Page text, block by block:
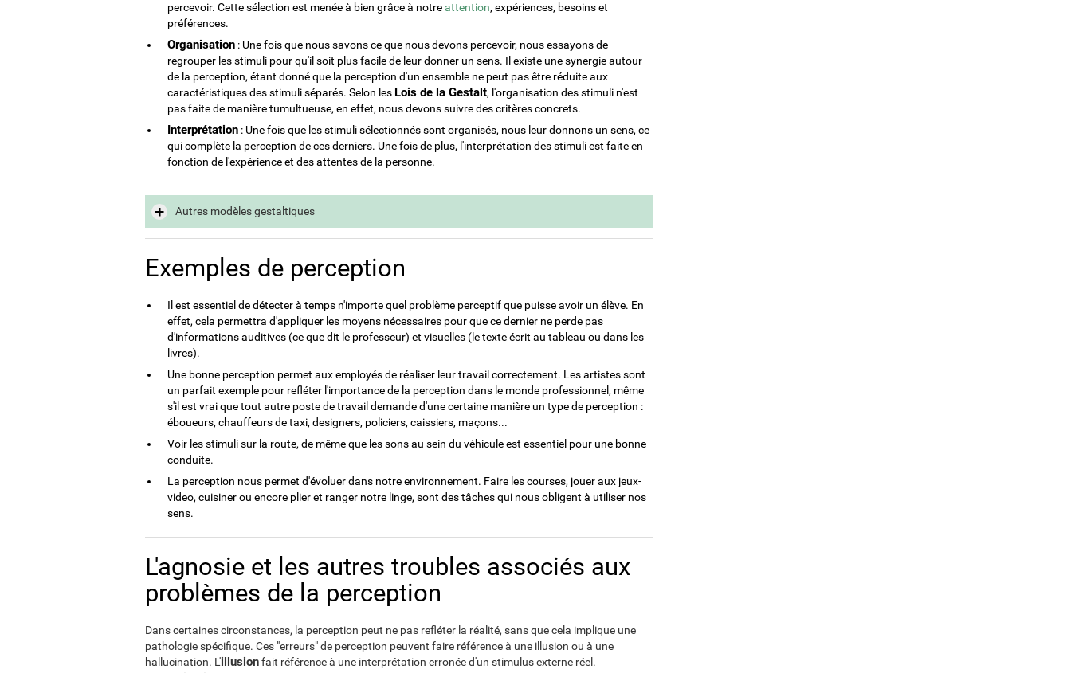
percevoir. Cette sélection est menée à bien grâce à notreattention, expériences, besoins et
préférences.
Organisation : Une fois que nous savons ce que nous devons percevoir, nous essayons de
regrouper les stimuli pour qu'il soit plus facile de leur donner un sens. Il existe une synergie autour
de la perception, étant donné que la perception d'un ensemble ne peut pas être réduite aux
caractéristiques des stimuli séparés. Selon les Lois de la Gestalt, l'organisation des stimuli n'est
pas faite de manière tumultueuse, en effet, nous devons suivre des critères concrets.
Interprétation : Une fois que les stimuli sélectionnés sont organisés, nous leur donnons un sens, ce
qui complète la perception de ces derniers. Une fois de plus, l'interprétation des stimuli est faite en
fonction de l'expérience et des attentes de la personne.
Autres modèles gestaltiques
Exemples de perception
Il est essentiel de détecter à temps n'importe quel problème perceptif que puisse avoir un élève. En
effet, cela permettra d'appliquer les moyens nécessaires pour que ce dernier ne perde pas
d'informations auditives (ce que dit le professeur) et visuelles (le texte écrit au tableau ou dans les
livres).
Une bonne perception permet aux employés de réaliser leur travail correctement. Les artistes sont
un parfait exemple pour refléter l'importance de la perception dans le monde professionnel, même
s'il est vrai que tout autre poste de travail demande d'une certaine manière un type de perception :
éboueurs, chauffeurs de taxi, designers, policiers, caissiers, maçons...
Voir les stimuli sur la route, de même que les sons au sein du véhicule est essentiel pour une bonne
conduite.
La perception nous permet d'évoluer dans notre environnement. Faire les courses, jouer aux jeux-
video, cuisiner ou encore plier et ranger notre linge, sont des tâches qui nous obligent à utiliser nos
sens.
L'agnosie et les autres troubles associés aux
problèmes de la perception
Dans certaines circonstances, la perception peut ne pas refléter la réalité, sans que cela implique une
pathologie spécifique. Ces "erreurs" de perception peuvent faire référence à une illusion ou à une
hallucination. L'illusionfait référence à une interprétation erronée d'un stimulus externe réel.